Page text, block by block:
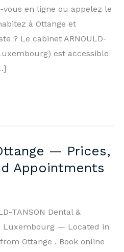
vous en ligne ou appelez le
à Ottange et
? Le cabinet ARNOULD-
est accessible
— Prices,
Appointments
TANSON Dental &
Luxembourg — Located in
Ottange . Book online